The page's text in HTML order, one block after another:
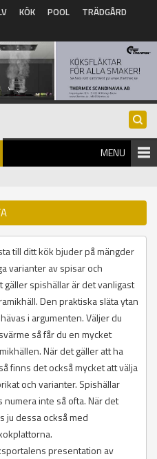
KÖK POOL
TRÄDGÅRD
MENU
till ditt kök bjuder på mängder
varianter av spisar och
spishällar är det vanligast
Den praktiska släta ytan
i argumenten. Väljer du
så får du en mycket
När det gäller att ha
finns det också mycket att välja
och varianter. Spishällar
inte så ofta. När det
ju dessa också med
presentation av